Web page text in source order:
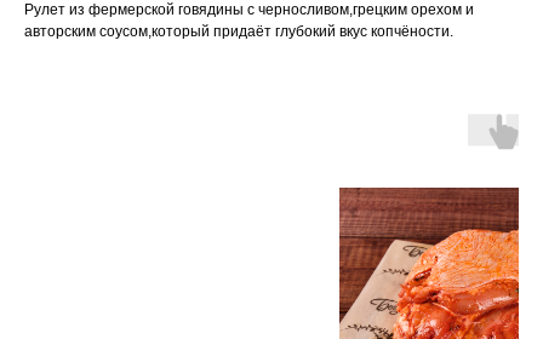
Рулет из фермерской говядины с черносливом,грецким орехом и
авторским соусом,который придаёт глубокий вкус копчёности.